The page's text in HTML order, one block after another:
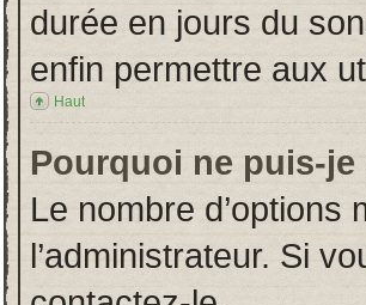
durée en jours du
enfin permettre aux
Haut
Pourquoi ne puis-
Le nombre
l’administrateur. Si